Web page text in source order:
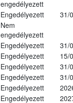
engedélyezett
Engedélyezett
31/
Nem
engedélyezett
Engedélyezett
31/
Engedélyezett
15/
Engedélyezett
31/
Engedélyezett
31/
Engedélyezett
Engedélyezett